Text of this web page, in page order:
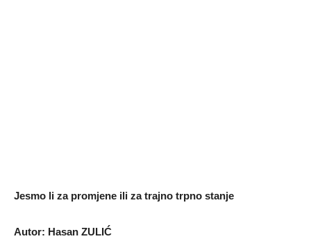
Jesmo li za promjene ili za trajno trpno stanje
Autor: Hasan ZULIĆ